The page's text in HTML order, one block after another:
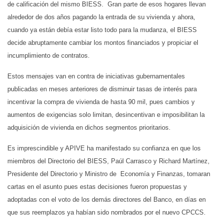
de calificación del mismo BIESS. Gran parte de esos hogares llevan
alrededor de dos años pagando la entrada de su vivienda y ahora,
cuando ya están debía estar listo todo para la mudanza, el BIESS
decide abruptamente cambiar los montos financiados y propiciar el
incumplimiento de contratos.
Estos mensajes van en contra de iniciativas gubernamentales
publicadas en meses anteriores de disminuir tasas de interés para
incentivar la compra de vivienda de hasta 90 mil, pues cambios y
aumentos de exigencias solo limitan, desincentivan e imposibilitan la
adquisición de vivienda en dichos segmentos prioritarios.
Es imprescindible y APIVE ha manifestado su confianza en que los
miembros del Directorio del BIESS, Paúl Carrasco y Richard Martínez,
Presidente del Directorio y Ministro de Economía y Finanzas, tomaran
cartas en el asunto pues estas decisiones fueron propuestas y
adoptadas con el voto de los demás directores del Banco, en días en
que sus reemplazos ya habían sido nombrados por el nuevo CPCCS.